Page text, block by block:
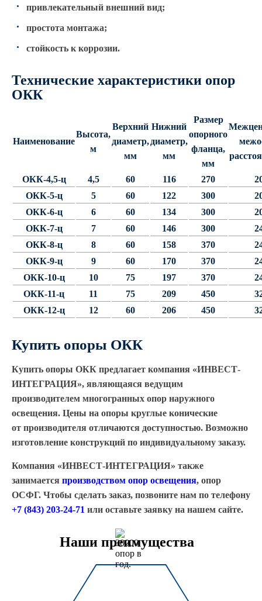
ОСВЕЩЕНИЯ
светильников
Кронштейны для подвесных
светильников
светильников
Кронштейны для прожекторов
Кронштейны для опор однорожковые
ПАРКОВОЕ ОСВЕЩЕНИЕ
Парковые опоры
Уличные столбики освещения
Стойка паркового светильника
Парковые круглоконические
стойки SP
Парковые опоры декоративные
Торшерные опоры освещения
Парковые светильники
светодиодный консольный
Уличные торшерные светильники
Парковые прожекторы
ограждений
Светильники специального
Уличные фонари 2 метра
привлекательный внешний вид;
простота монтажа;
стойкость к коррозии.
Технические характеристики опор
ОКК
Наименование
Высота,
м
Верхний
диаметр,
мм
Нижний
диаметр,
мм
Размер
опорного
фланца,
мм
ОКК-4,5-ц 4,5 60 116 270
ОКК-5-ц
5 60 122 300
ОКК-6-ц
6 60 134 300
ОКК-7-ц
7 60 146 300
ОКК-8-ц
8 60 158 370
ОКК-9-ц
9 60 170 370
ОКК-10-ц
10 75 197 370
ОКК-11-ц
11 75 209 450
ОКК-12-ц
12 60 206 450
Купить опоры ОКК
Купить опоры ОКК предлагает компания «ИНВЕСТ-
ИНТЕГРАЦИЯ», являющаяся ведущим
производителем многогранных опор наружного
освещения. Цены на опоры круглые конические
от производителя отличаются доступностью. Возможно
изготовление конструкций по индивидуальному заказу.
Компания «ИНВЕСТ-ИНТЕГРАЦИЯ» также
занимается производством опор освещения, опор
ОСФГ. Чтобы сделать заказ, позвоните нам по телефону
+7 (843) 203-24-71 или оставьте заявку на нашем сайте.
Наши преимущества